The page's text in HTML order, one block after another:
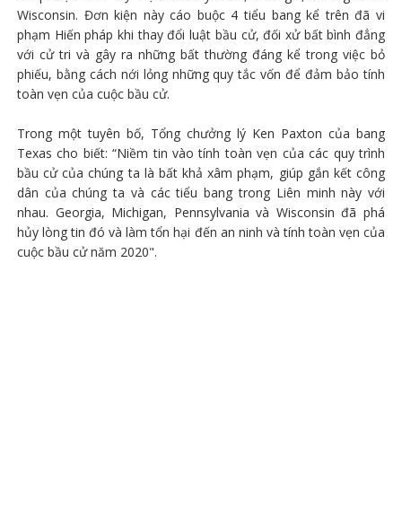
Wisconsin. Đơn kiện này cáo buộc 4 tiểu bang kể trên đã vi
phạm Hiến pháp khi thay đổi luật bầu cử, đối xử bất bình đẳng
với cử tri và gây ra những bất thường đáng kể trong việc bỏ
phiếu, bằng cách nới lỏng những quy tắc vốn để đảm bảo tính
toàn vẹn của cuộc bầu cử.
Trong một tuyên bố, Tổng chưởng lý Ken Paxton của bang
Texas cho biết: “Niềm tin vào tính toàn vẹn của các quy trình
bầu cử của chúng ta là bất khả xâm phạm, giúp gắn kết công
dân của chúng ta và các tiểu bang trong Liên minh này với
nhau. Georgia, Michigan, Pennsylvania và Wisconsin đã phá
hủy lòng tin đó và làm tổn hại đến an ninh và tính toàn vẹn của
cuộc bầu cử năm 2020".